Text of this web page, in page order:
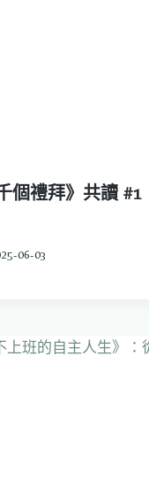
個禮拜》共讀
06-03